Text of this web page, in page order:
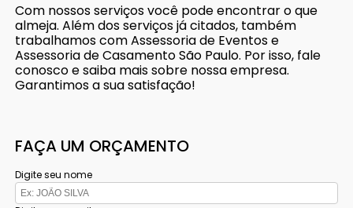
Com nossos serviços você pode encontrar o que
almeja. Além dos serviços já citados, também
trabalhamos com Assessoria de Eventos e
Assessoria de Casamento São Paulo. Por isso, fale
conosco e saiba mais sobre nossa empresa.
Garantimos a sua satisfação!
FAÇA UM ORÇAMENTO
Digite seu nome